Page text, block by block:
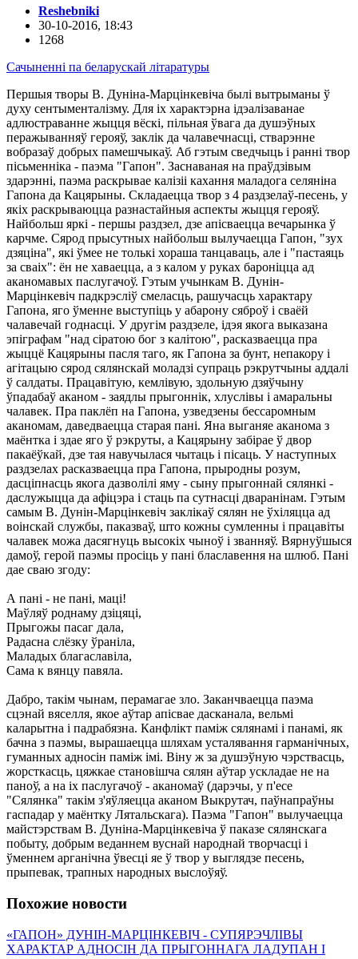
Reshebniki
30-10-2016, 18:43
1268
Cачыненні па беларускай літаратуры
Першыя творы В. Дуніна-Марцінкевіча былі вытрыманы ў
духу сентыменталізму. Для іх характэрна ідэалізаванае
адлюстраванне жыцця вёскі, пільная ўвага да душэўных
перажыванняў герояў, заклік да чалавечнасці, стварэнне
вобразаў добрых памешчыкаў. Аб гэтым сведчыць і ранні твор
пісьменніка - паэма "Гапон". Заснаваная на праўдзівым
здарэнні, паэма раскрывае калізіі кахання маладога селяніна
Гапона да Кацярыны. Складаецца твор з 4 раздзелаў-песень, у
якіх раскрываюцца разнастайныя аспекты жыцця герояў.
Найбольш яркі - першы раздзел, дзе апісваецца вечарынка ў
карчме. Сярод прысутных найбольш вылучаецца Гапон, "зух
дзяціна", які ўмее не толькі хораша танцаваць, але і "пастаяць
за сваіх": ён не хаваецца, а з калом у руках бароніцца ад
аканомавых паслугачоў. Гэтым учынкам В. Дунін-
Марцінкевіч падкрэсліў смеласць, рашучасць характару
Гапона, яго ўменне выступіць у абарону сяброў і сваёй
чалавечай годнасці. У другім раздзеле, ідэя якога выказана
эпіграфам "над сіратою бог з калітою", расказваецца пра
жыццё Кацярыны пасля таго, як Гапона за бунт, непакору і
агітацыю сярод сялянскай моладзі супраць рэкрутчыны аддалі
ў салдаты. Працавітую, кемлівую, здольную дзяўчыну
ўпадабаў аканом - заядлы прыгоннік, хлуслівы і амаральны
чалавек. Пра паклёп на Гапона, узведзены бессаромным
аканомам, даведваецца старая пані. Яна выганяе аканома з
маёнтка і здае яго ў рэкруты, а Кацярыну забірае ў двор
пакаёўкай, дзе тая навучылася чытаць і пісаць. У наступных
раздзелах расказваецца пра Гапона, прыродны розум,
дасціпнасць якога дазволілі яму - сыну прыгоннай сялянкі -
даслужыцца да афіцэра і стаць па сутнасці дваранінам. Гэтым
самым В. Дунін-Марцінкевіч заклікаў сялян не ўхіляцца ад
воінскай службы, паказваў, што кожны сумленны і працавіты
чалавек можа дасягнуць высокіх чыноў і званняў. Вярнуўшыся
дамоў, герой паэмы просіць у пані блаславення на шлюб. Пані
дае сваю згоду:
А пані - не пані, маці!
Маўляў роднаму дзіцяці,
Прыгожы пасаг дала,
Радасна слёзку ўраніла,
Маладых благаславіла,
Сама к вянцу павяла.
Дабро, такім чынам, перамагае зло. Заканчваецца паэма
сцэнай вяселля, якое аўтар апісвае дасканала, вельмі
каларытна і падрабязна. Канфлікт паміж сялянамі і панамі, як
бачна з паэмы, вырашаецца шляхам усталявання гарманічных,
гуманных адносін паміж імі. Віну ж за душэўную чэрствасць,
жорсткасць, цяжкае становішча сялян аўтар ускладае не на
паноў, а на іх паслугачоў - аканомаў (дарэчы, у п'есе
"Сялянка" такім з'яўляецца аканом Выкрутач, паўнапраўны
гаспадар у маёнтку Лятальскага). Паэма "Гапон" вылучаецца
майстэрствам В. Дуніна-Марцінкевіча ў паказе сялянскага
побыту, добрым веданнем вуснай народнай творчасці і
ўменнем арганічна ўвесці яе ў твор у выглядзе песень,
прыпевак, трапных народных выслоўяў.
Похожие новости
«ГАПОН» ДУНІН-МАРЦІНКЕВІЧ - СУПЯРЭЧЛІВЫ
ХАРАКТАР АДНОСІН ДА ПРЫГОННАГА ЛАДУПАН І